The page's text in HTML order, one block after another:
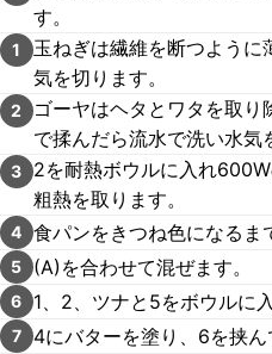
す。
1
玉ねぎは繊維を断つように
気を切ります。
2
ゴーヤはヘタとワタを取
で揉んだら流水で洗い水気
3
2を耐熱ボウルに入れ
粗熱を取ります。
4 食パンをきつね色になるま
5 (A)を合わせて混ぜます。
6 1、2、ツナと5をボウルに
7 4にバターを塗り、6を挟ん